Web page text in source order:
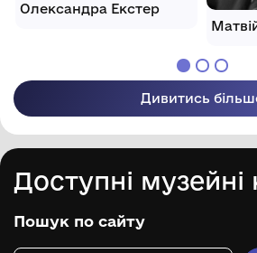
Олександра Екстер
Дивитись
Доступні музейні
Пошук по сайту